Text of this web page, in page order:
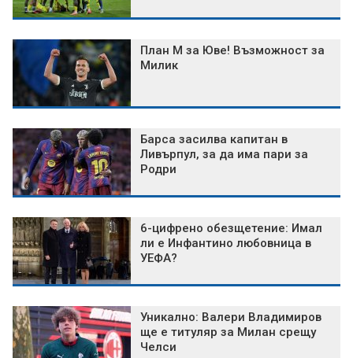
План М за Юве! Възможност за
Милик
Барса засилва капитан в
Ливърпул, за да има пари за
Родри
6-цифрено обезщетение: Имал
ли е Инфантино любовница в
УЕФА?
Уникално: Валери Владимиров
ще е титуляр за Милан срещу
Челси